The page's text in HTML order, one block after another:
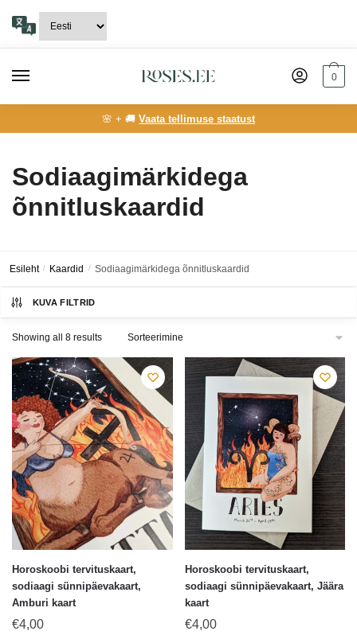
navigation
content
0
🌸 + 🚚 Vaata tellimuse staatust
Sodiaagimärkidega
õnnitluskaardid
Esileht / Kaardid / Sodiaagimärkidega õnnitluskaardid
KUVA FILTRID
Showing all 8 results
Horoskoobi tervituskaart,
sodiaagi sünnipäevakaart,
Amburi kaart
€4,00
Horoskoobi tervituskaart,
sodiaagi sünnipäevakaart, Jäära
kaart
€4,00